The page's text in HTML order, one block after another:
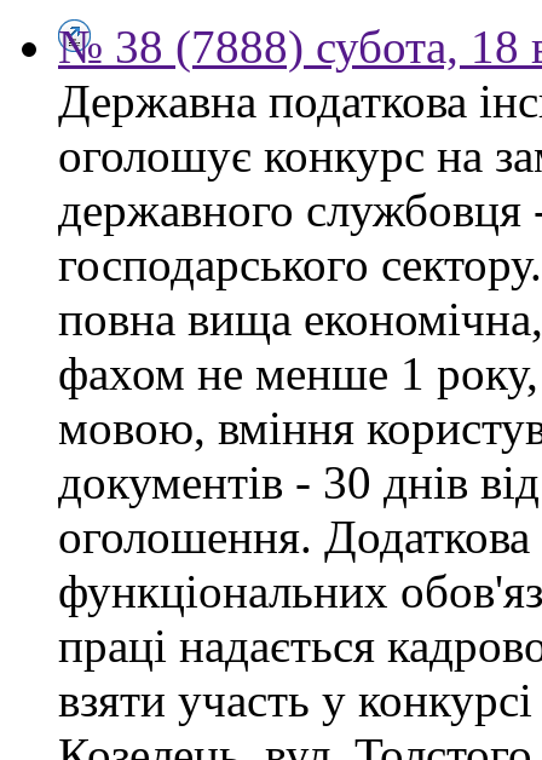
№ 38 (7888) субота, 18
Державна податкова
оголошує конкурс на
державного службовця
господарського
повна вища
фахом не менше 1
мовою, вміння
документів - 30 днів
оголошення.
функціональних
праці надається
взяти участь у